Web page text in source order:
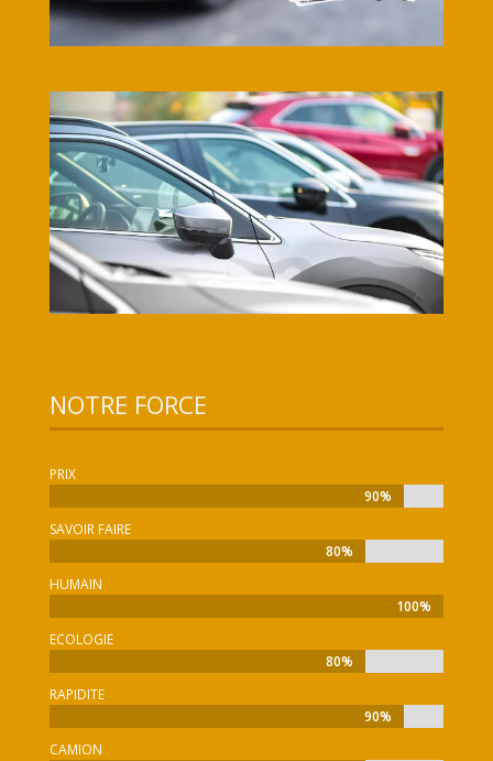
NOTRE FORCE
PRIX
90%
90%
SAVOIR FAIRE
80%
80%
HUMAIN
100%
100%
ECOLOGIE
80%
80%
RAPIDITE
90%
90%
CAMION